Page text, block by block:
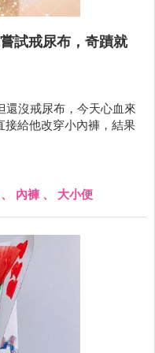
試戒尿布，奇蹟就
還沒戒尿布，今天心血來
接給他改穿小內褲，結果
、 內褲 、 大小便